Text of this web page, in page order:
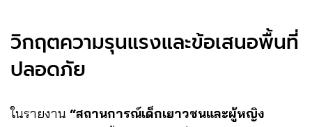
วิกฤตความรุนแรงและข้อเสนอพื้นที่
ปลอดภัย
ในรายงาน “สถานการณ์เด็กเยาวชนและผู้หญิง